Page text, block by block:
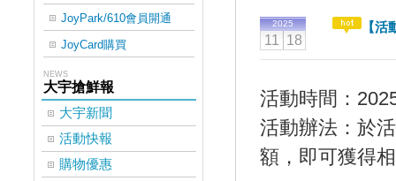
JoyPark/610會員開通
JoyCard購買
NEWS
大宇搶鮮報
大宇新聞
活動快報
購物優惠
2025
11 18
【
活動時間：
活動辦法：於
額，即可獲得